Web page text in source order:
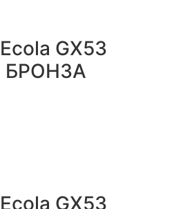
GX53
БРОНЗА
GX53